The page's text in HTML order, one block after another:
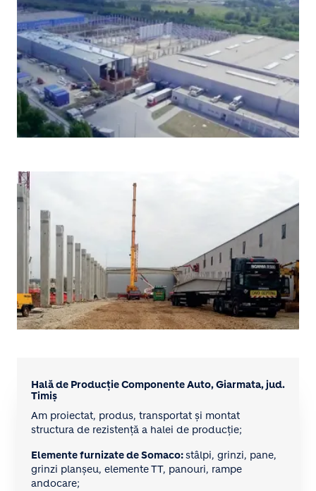
Hală de Producție Componente Auto, Giarmata, jud.
Timiș
Am proiectat, produs, transportat și montat
structura de rezistență a halei de producție;
Elemente furnizate de Somaco:stâlpi, grinzi, pane,
grinzi planșeu, elemente TT, panouri, rampe
andocare;